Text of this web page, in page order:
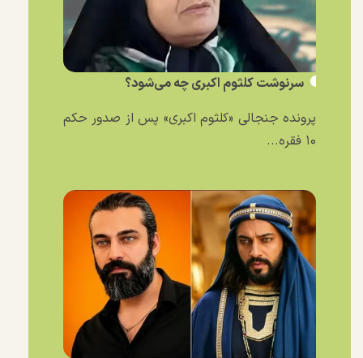
سرنوشت کلثوم اکبری چه می‌شود؟
پرونده جنجالی «کلثوم اکبری» پس از صدور حکم
۱۰ فقره...